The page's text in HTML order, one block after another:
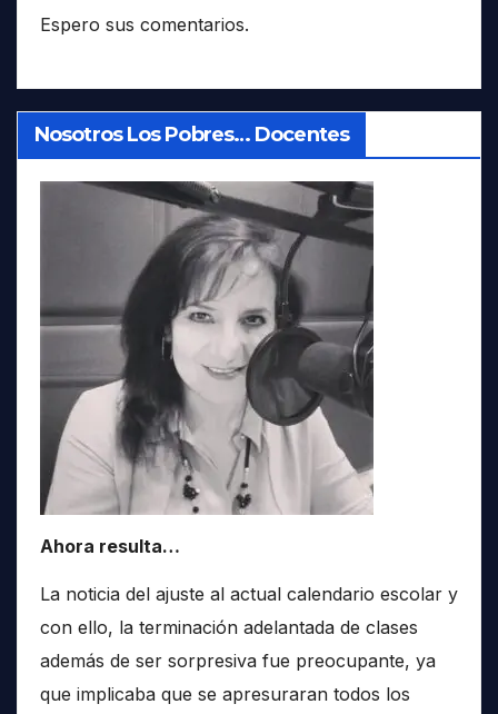
Espero sus comentarios.
Nosotros Los Pobres… Docentes
Ahora resulta…
La noticia del ajuste al actual calendario escolar y
con ello, la terminación adelantada de clases
además de ser sorpresiva fue preocupante, ya
que implicaba que se apresuraran todos los